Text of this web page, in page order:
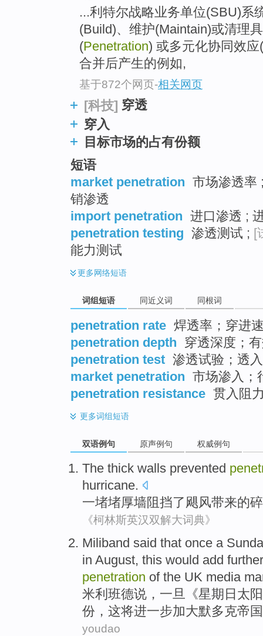
...利特尔战略业务单位(SBU)系
(Build)、维护(Maintain)或清理
(Penetration) 或多元化协同效
合并后产生的例如,
基于872个网页-相关网页
[科技] 穿透
穿入
目标市场的占有份额
短语
market penetration 市场渗透率
销渗透
import penetration 进口渗透 ;
penetration testing 渗透测试 ; [
能力测试
更多网络短语
词组短语 同近义词 同根词
penetration rate 焊透率；穿进
penetration depth
穿透深度；
penetration test 渗透试验；透
market penetration 市场渗入；
penetration resistance 贯入阻
更多词组短语
双语例句 原声例句 权威例句
The thick walls prevented
hurricane.
一堵堵厚墙阻挡了 飓风带来的
《柯林斯英汉双解大词典》
Miliband said that once a
in August, this would add further
penetration of the UK media
米利班德说 ， 一旦 《星期日 太
份 ， 这将进一步加大默多克帝国
youdao